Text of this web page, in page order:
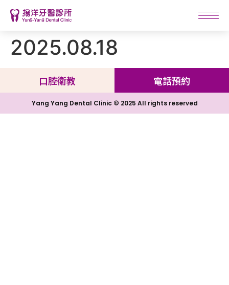
2025.08.18
口腔衛教 電話預約
Yang Yang Dental Clinic © 2025 All rights reserved